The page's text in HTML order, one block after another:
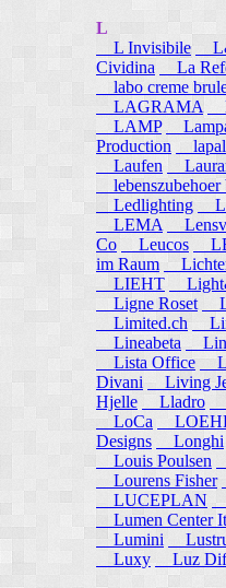
L
L Invisibile
Cividina
La
labo creme
LAGRAMA
LAMP
Production
Laufen
lebenszubehoer
Ledlighting
LEMA
Co
Leucos
im Raum
LIEHT
Ligne Roset
Limited.ch
Lineabeta
Lista Office
Divani
Living
Hjelle
Lladro
LoCa
Designs
Longhi
Louis Poulsen
Lourens Fisher
LUCEPLAN
Lumen Center
Lumini
Luxy
Luz